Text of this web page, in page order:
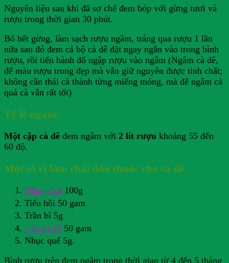
Nguyên liệu sau khi đã sơ chế đem bóp với gừng tươi và
rượu trong thời gian 30 phút.
Bỏ hết gừng, làm sạch rượu ngâm, tráng qua rượu 1 lần
nữa sau đó đem cả bộ cà dê đặt ngay ngắn vào trong bình
rượu, rồi tiến hành đổ ngập rượu vào ngâm (Ngâm cà dê,
để màu rượu trong đẹp mà vẫn giữ nguyên được tinh chất;
không cần thái cà thành từng miếng mỏng, mà để ngâm cả
quả cà vẫn rất tốt)
Tỷ lệ ngâm:
Một cặp cà dê đem ngâm với 2 lít rượu khoảng 55 đến
60 độ.
Một số vị làm chất dẫn thuốc cho cà dê:
Đẳng sâm 100g
Tiểu hồi 50 gam
Trần bì 5g
Câu kỷ tử50 gam
Nhục quế 5g.
Bình rượu trên đem ngâm trong thời gian từ 4 đến 5 tháng